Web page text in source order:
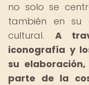
no solo se
también en su
cultural. A
iconografía y
su
parte de la